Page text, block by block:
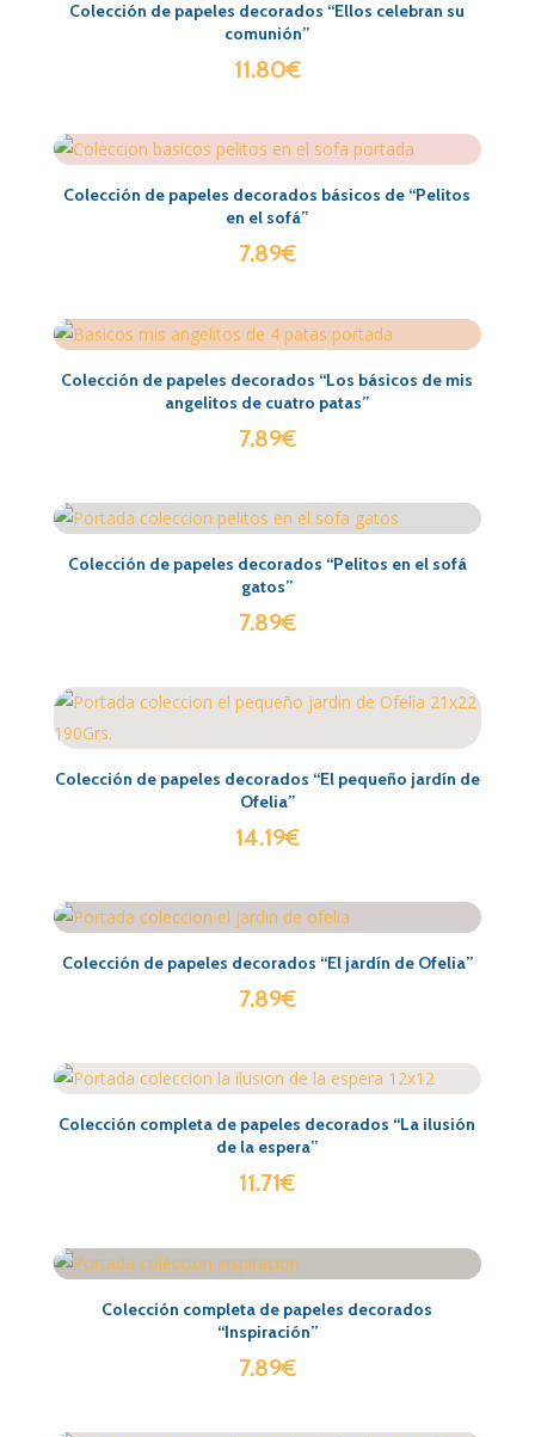
Colección de papeles decorados “Ellos celebran su
comunión”
11.80€
Colección de papeles decorados básicos de “Pelitos
en el sofá”
7.89€
Colección de papeles decorados “Los básicos de mis
angelitos de cuatro patas”
7.89€
Colección de papeles decorados “Pelitos en el sofá
gatos”
7.89€
Colección de papeles decorados “El pequeño jardín de
Ofelia”
14.19€
Colección de papeles decorados “El jardín de Ofelia”
7.89€
Colección completa de papeles decorados “La ilusión
de la espera”
11.71€
Colección completa de papeles decorados
“Inspiración”
7.89€